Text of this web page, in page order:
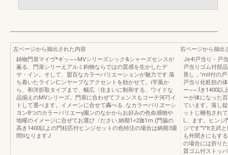
左ページから抽出された内容
鋳物門扉マイヴ*ギッ~~MVシリーズシック&シャーズセンスが
薫る、門扉シリーえアルミ鈎物ならではの質感を生かしたデ
サ・イン。そして、盟百なカラーバリエーションが魅力です.落
ち着いたライン仁ンヤープなアクセントを効かせて。i芋風か
ら、和洋折取タイプまで、幅広〈住まいに制和する、ワイドな
品揃えのMVシリーズ。門扉に合わぜてフェンスもコーテ河巧イ
トして選べます。イメーンに合せて轟べる..なカラーパりヱーシ
ヨン8つのカラーパリエーγ園ンのなかからお好みの色命感物や
地曜のイメージに合ぜてお選び〈ださい.納期1<2迦1m.(門脇の
高き1400以よの門柱匹付ヒンジセットの色特注の場合は納期3週
間IlなりますJ
右ページから抽出
Je4!戸当り・戸
戸当りゴム付部
畏し，'mll付の戸
戸当り化粧担の
ー~~:Îき1400以
ーが体になった
ています。落し
ットじ梱包され
L、ます。ヒンジ
ジです'"I"lt主武
も外聞きにもす
の場合には折り
質ゴム付ストッ